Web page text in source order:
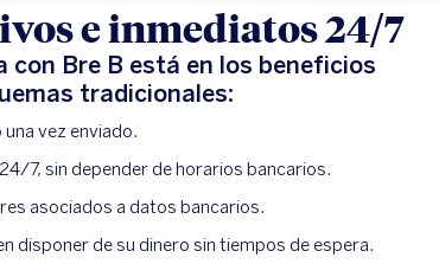
e inmediatos 24/7
con Bre B está en los beneficios
tradicionales:
vez enviado.
7, sin depender de horarios bancarios.
asociados a datos bancarios.
disponer de su dinero sin tiempos de espera.